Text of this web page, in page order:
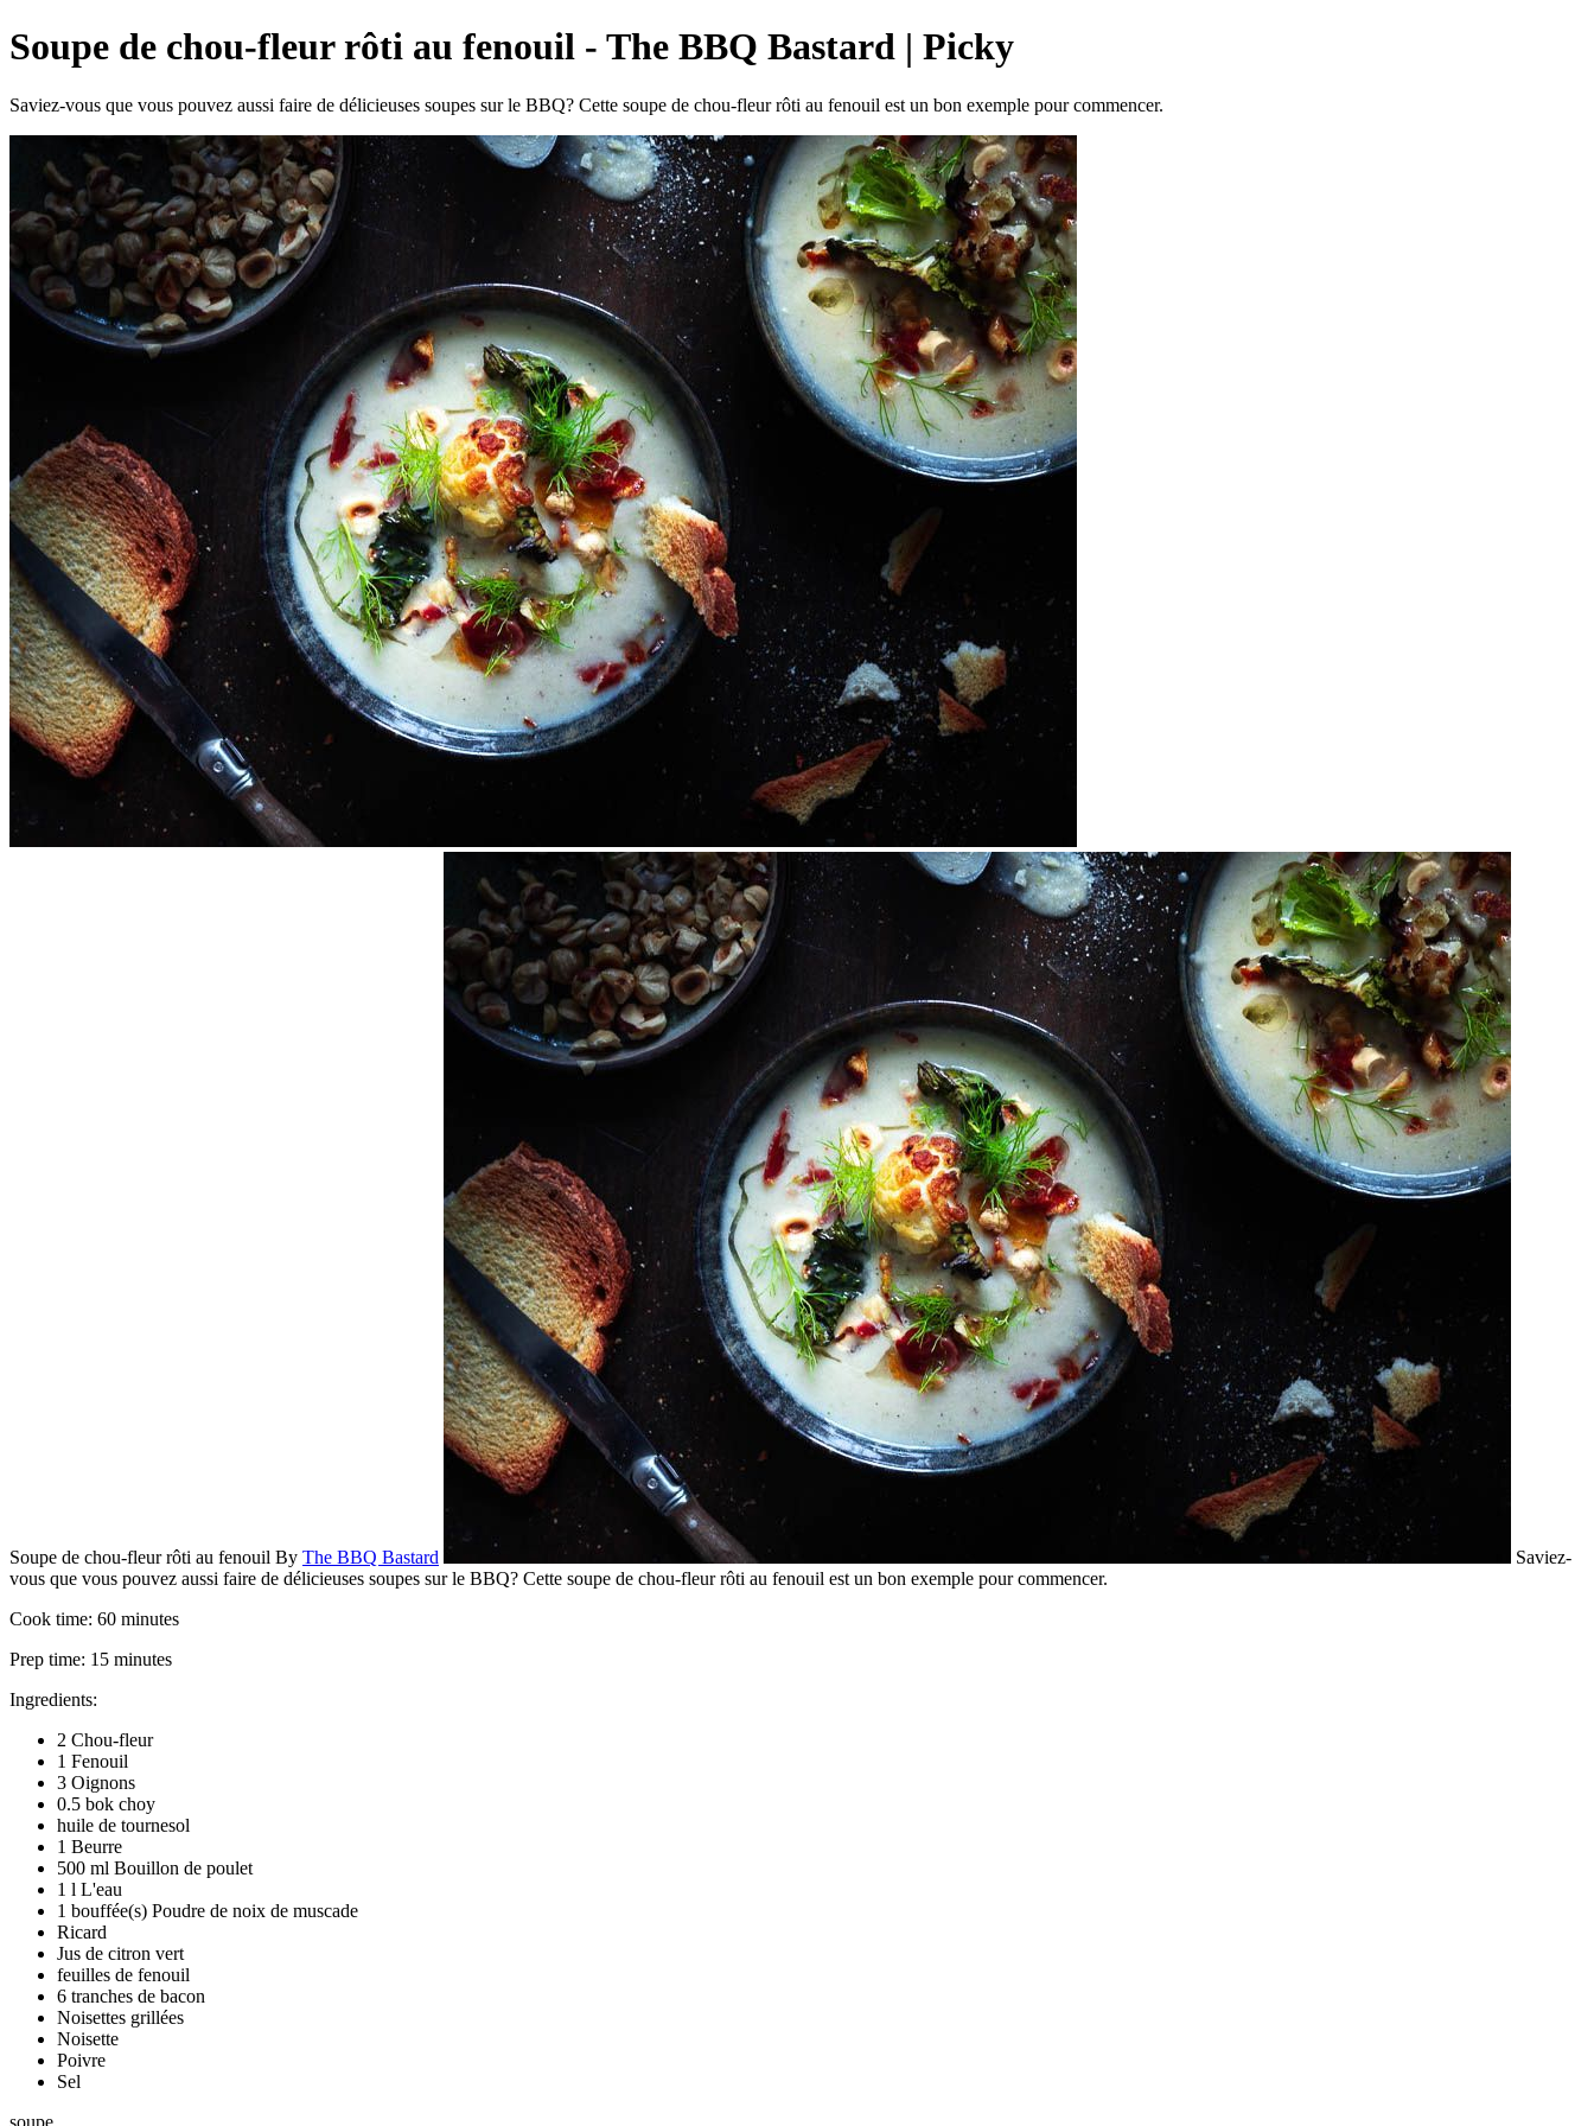
Soupe de chou-fleur rôti au fenouil - The BBQ Bastard | Picky
Saviez-vous que vous pouvez aussi faire de délicieuses soupes sur le BBQ? Cette soupe de chou-fleur rôti au fenouil est un bon exemple pour commencer.
Soupe de chou-fleur rôti au fenouil By The BBQ Bastard
Saviez-
vous que vous pouvez aussi faire de délicieuses soupes sur le BBQ? Cette soupe de chou-fleur rôti au fenouil est un bon exemple pour commencer.
Cook time: 60 minutes
Prep time: 15 minutes
Ingredients:
2 Chou-fleur
1 Fenouil
3 Oignons
0.5 bok choy
huile de tournesol
1 Beurre
500 ml Bouillon de poulet
1 l L'eau
1 bouffée(s) Poudre de noix de muscade
Ricard
Jus de citron vert
feuilles de fenouil
6 tranches de bacon
Noisettes grillées
Noisette
Poivre
Sel
soupe